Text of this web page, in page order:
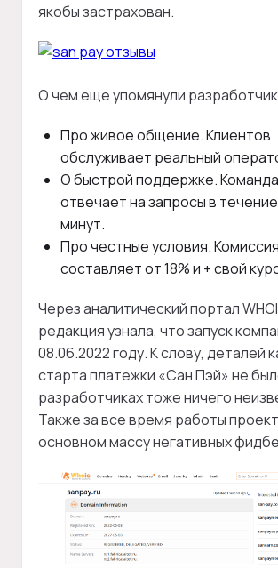
якобы застрахован.
О чем еще упомянули
Про живое общение. Клиентов
обслуживает реальный
О быстрой поддержке.
отвечает на запросы в
минут.
Про честные условия. Комиссия
составляет от 18% и + свой
Через аналитический портал
редакция узнала, что запуск
08.06.2022 году. К слову, деталей
старта платежки «Сан Пэй» не
разработчиках тоже ничего
Также за все время работы
основном массу негативных